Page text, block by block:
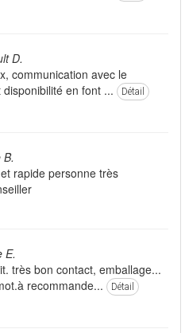
D.
communication avec le
en font ...
Détail
rapide personne très
E.
très bon contact, emballage...
recommande...
Détail